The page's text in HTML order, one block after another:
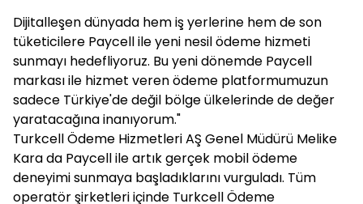
Dijitalleşen dünyada hem iş yerlerine hem de son
tüketicilere Paycell ile yeni nesil ödeme hizmeti
sunmayı hedefliyoruz. Bu yeni dönemde Paycell
markası ile hizmet veren ödeme platformumuzun
sadece Türkiye'de değil bölge ülkelerinde de değer
yaratacağına inanıyorum."
Turkcell Ödeme Hizmetleri AŞ Genel Müdürü Melike
Kara da Paycell ile artık gerçek mobil ödeme
deneyimi sunmaya başladıklarını vurguladı. Tüm
operatör şirketleri içinde Turkcell Ödeme